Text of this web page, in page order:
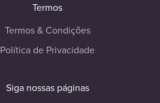
Termos
Termos & Condições
Política de Privacidade
Siga nossas páginas